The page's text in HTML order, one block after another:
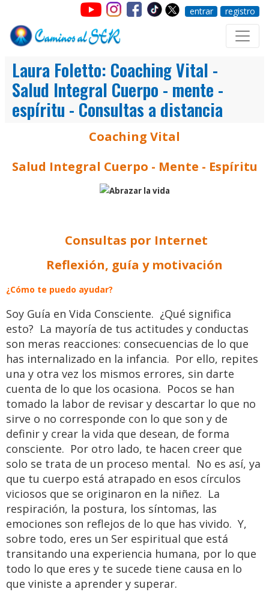
entrar registro
Laura Foletto: Coaching Vital -
Salud Integral Cuerpo - mente -
espíritu - Consultas a distancia
Coaching Vital
Salud Integral Cuerpo - Mente - Espíritu
Consultas por Internet
Reflexión, guía y motivación
¿Cómo te puedo ayudar?
Soy Guía en Vida Consciente. ¿Qué significa
esto? La mayoría de tus actitudes y conductas
son meras reacciones: consecuencias de lo que
has internalizado en la infancia. Por ello, repites
una y otra vez los mismos errores, sin darte
cuenta de lo que los ocasiona. Pocos se han
tomado la labor de revisar y descartar lo que no
sirve o no corresponde con lo que son y de
definir y crear la vida que desean, de forma
consciente. Por otro lado, te hacen creer que
solo se trata de un proceso mental. No es así, ya
que tu cuerpo está atrapado en esos círculos
viciosos que se originaron en la niñez. La
respiración, la postura, los síntomas, las
emociones son reflejos de lo que has vivido. Y,
sobre todo, eres un Ser espiritual que está
transitando una experiencia humana, por lo que
todo lo que eres y te sucede tiene causa en lo
que viniste a aprender y superar.